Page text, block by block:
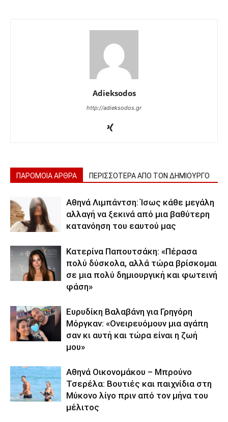
Adieksodos
http://adieksodos.gr
ΠΑΡΟΜΟΙΑ ΑΡΘΡΑ ΠΕΡΙΣΣΟΤΕΡΑ ΑΠΟ ΤΟΝ ΔΗΜΙΟΥΡΓΟ
Αθηνά Λιμπάντση: Ίσως κάθε μεγάλη
αλλαγή να ξεκινά από μια βαθύτερη
κατανόηση του εαυτού μας
Κατερίνα Παπουτσάκη: «Πέρασα
πολύ δύσκολα, αλλά τώρα βρίσκομαι
σε μια πολύ δημιουργική και φωτεινή
φάση»
Ευρυδίκη Βαλαβάνη για Γρηγόρη
Μόργκαν: «Ονειρευόμουν μια αγάπη
σαν κι αυτή και τώρα είναι η ζωή
μου»
Αθηνά Οικονομάκου – Μπρούνο
Τσερέλα: Βουτιές και παιχνίδια στη
Μύκονο λίγο πριν από τον μήνα του
μέλιτος